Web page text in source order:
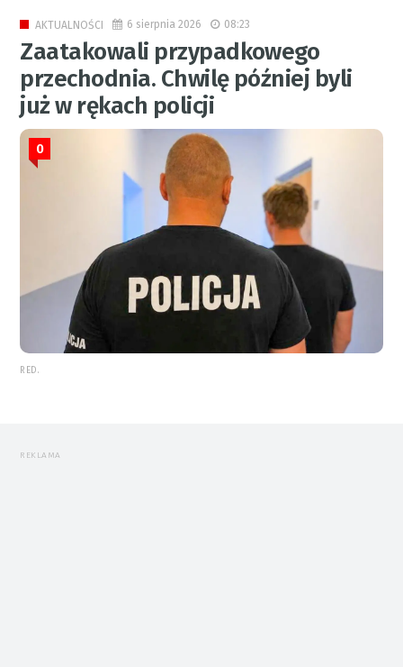
AKTUALNOŚCI 6 sierpnia 2026 08:23
Zaatakowali przypadkowego
przechodnia. Chwilę później byli
już w rękach policji
0
RED.
REKLAMA